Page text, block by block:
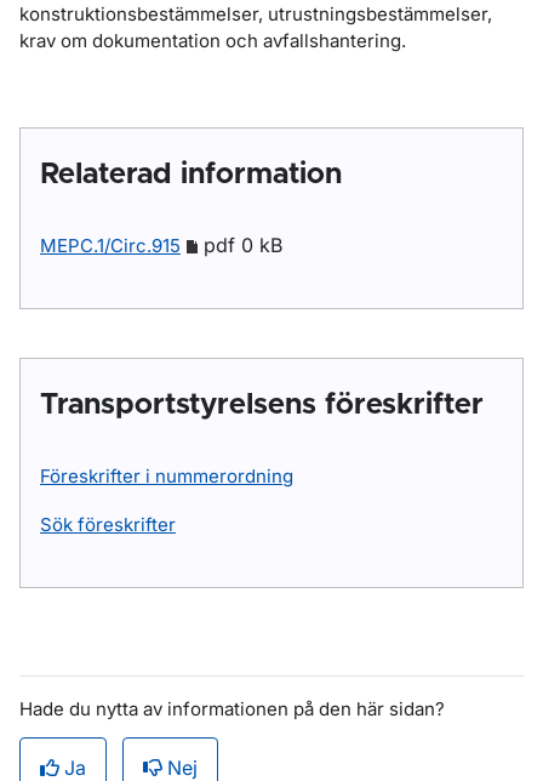
konstruktionsbestämmelser, utrustningsbestämmelser,
krav om dokumentation och avfallshantering.
Relaterad information
MEPC.1/Circ.915 pdf 0 kB
Transportstyrelsens föreskrifter
Föreskrifter i nummerordning
Sök föreskrifter
Hade du nytta av informationen på den här sidan?
Ja Nej